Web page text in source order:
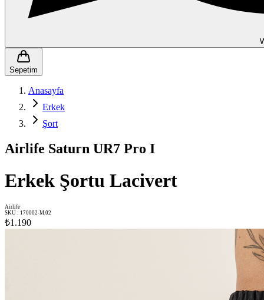
Sepetim
Anasayfa
Erkek
Şort
Airlife Saturn UR7 Pro I
Erkek Şortu Lacivert
Airlife
SKU : 170002-M.02
₺1.190